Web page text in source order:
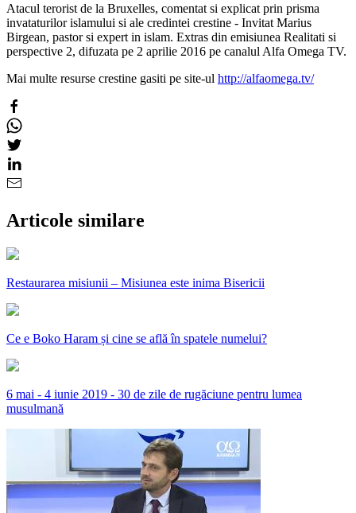
Atacul terorist de la Bruxelles, comentat si explicat prin prisma
invataturilor islamului si ale credintei crestine - Invitat Marius
Birgean, pastor si expert in islam. Extras din emisiunea Realitati si
perspective 2, difuzata pe 2 aprilie 2016 pe canalul Alfa Omega TV.
Mai multe resurse crestine gasiti pe site-ul http://alfaomega.tv/
Articole similare
Restaurarea misiunii – Misiunea este inima Bisericii
Ce e Boko Haram și cine se află în spatele numelui?
6 mai - 4 iunie 2019 - 30 de zile de rugăciune pentru lumea
musulmană